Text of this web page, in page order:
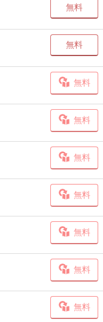
無料
無料
無料
無料
無料
無料
無料
無料
無料